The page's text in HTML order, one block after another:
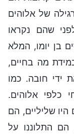
של אלוהים
שהם נקראו
בן יומו, המלא
מה בחיים,
ידי חובה. כמו
כלפי אלוהים.
שליליים, הם
התלוננו על